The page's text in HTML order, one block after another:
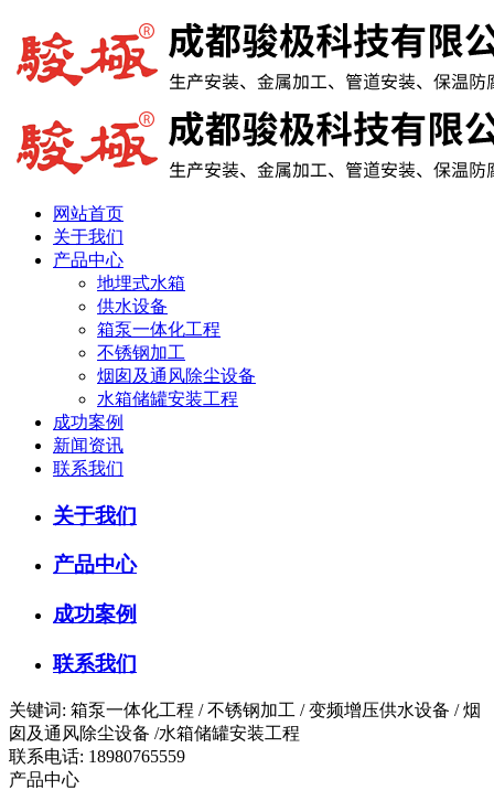
网站首页
关于我们
产品中心
地埋式水箱
供水设备
箱泵一体化工程
不锈钢加工
烟囱及通风除尘设备
水箱储罐安装工程
成功案例
新闻资讯
联系我们
关于我们
产品中心
成功案例
联系我们
关键词: 箱泵一体化工程 / 不锈钢加工 / 变频增压供水设备 / 烟
囱及通风除尘设备 /水箱储罐安装工程
联系电话: 18980765559
产品中心